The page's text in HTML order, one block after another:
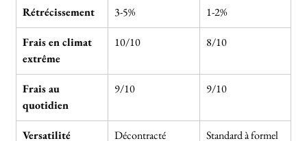
Rétrécissement 3-5% 1-2%
Frais en climat
extrême
10/10 8/10
Frais au
quotidien
9/10 9/10
Versatilité Décontracté Standard à formel